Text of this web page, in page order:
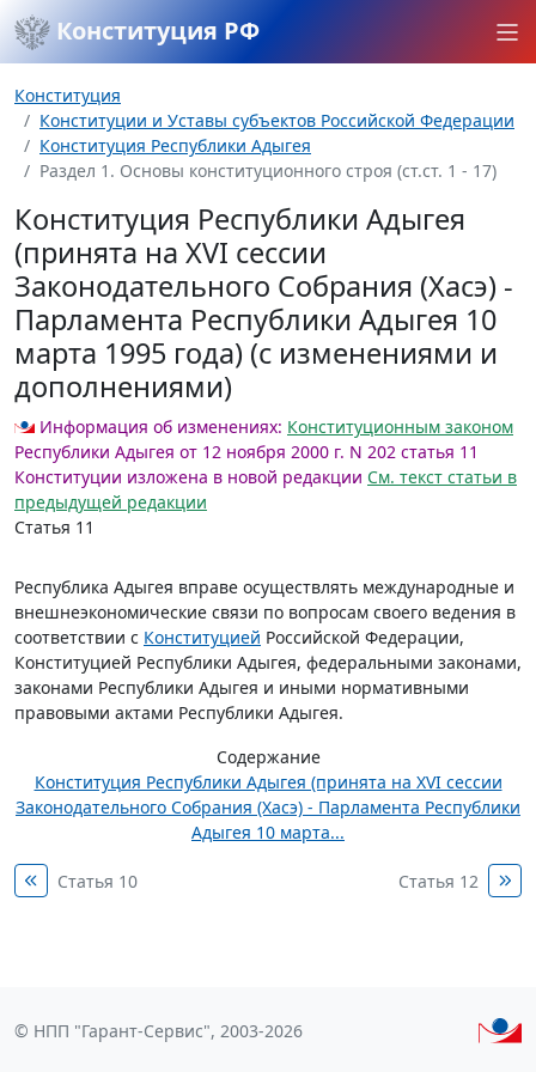
Конституция РФ
Конституция
Конституции и Уставы субъектов Российской Федерации
Конституция Республики Адыгея
Раздел 1. Основы конституционного строя (ст.ст. 1 - 17)
Конституция Республики Адыгея
(принята на XVI сессии
Законодательного Собрания (Хасэ) -
Парламента Республики Адыгея 10
марта 1995 года) (с изменениями и
дополнениями)
Информация об изменениях: Конституционным законом
Республики Адыгея от 12 ноября 2000 г. N 202 статья 11
Конституции изложена в новой редакции См. текст статьи в
предыдущей редакции
Статья 11
Республика Адыгея вправе осуществлять международные и
внешнеэкономические связи по вопросам своего ведения в
соответствии с Конституцией Российской Федерации,
Конституцией Республики Адыгея, федеральными законами,
законами Республики Адыгея и иными нормативными
правовыми актами Республики Адыгея.
Содержание
Конституция Республики Адыгея (принята на XVI сессии
Законодательного Собрания (Хасэ) - Парламента Республики
Адыгея 10 марта...
Статья 10 Статья 12
© НПП "Гарант-Сервис", 2003-2026